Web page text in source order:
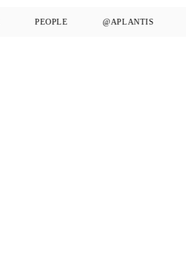
PEOPLE @APLANTIS